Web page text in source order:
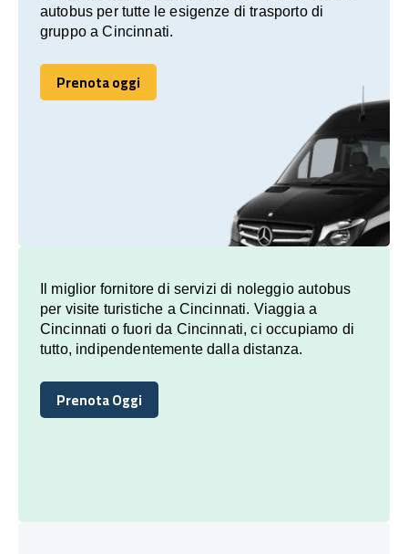
autobus per tutte le esigenze di trasporto di
gruppo a Cincinnati.
Prenota oggi
Prenota oggi
Il miglior fornitore di servizi di noleggio autobus
per visite turistiche a Cincinnati. Viaggia a
Cincinnati o fuori da Cincinnati, ci occupiamo di
tutto, indipendentemente dalla distanza.
Prenota Oggi
Prenota Oggi